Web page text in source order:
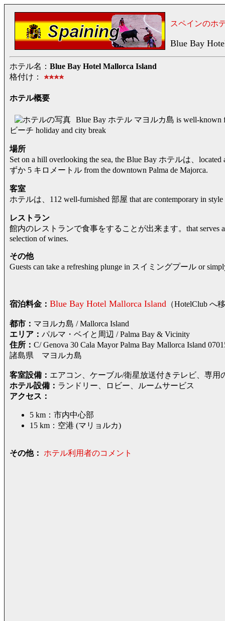
スペインのホ
Blue Bay
ホテル名： Blue Bay Hotel Mallorca Island
格付け：
ホテル概要
Blue Bay ホテル マヨルカ島 is well-known
ビーチ holiday and city break
場所
Set on a hill overlooking the sea, the Blue Bay ホテルは、
ずか 5 キロメートル from the downtown Palma de Majorca.
客室
ホテルは、112 well-furnished 部屋 that are contemporary in style
レストラン
館内のレストランで食事をすることが出来ます。that serves a
selection of wines.
その他
Guests can take a refreshing plunge in スイミングプール or
宿泊料金： Blue Bay Hotel Mallorca Island （HotelClub へ
都市： マヨルカ島 / Mallorca Island
エリア： パルマ・ベイと周辺 / Palma Bay & Vicinity
住所： C/ Genova 30 Cala Mayor Palma Bay Mallorca Island
諸島県 マヨルカ島
客室設備： エアコン、ケーブル/衛星放送付きテレビ、専用
ホテル設備： ランドリー、ロビー、ルームサービス
アクセス：
5 km：市内中心部
15 km：空港 (マリョルカ)
その他： ホテル利用者のコメント